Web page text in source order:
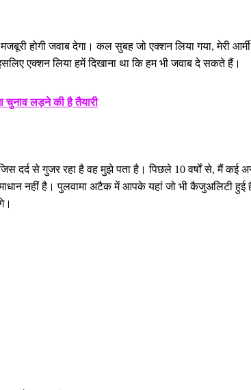
होगी जवाब देगा। कल सुबह जो एक्शन लिया गया, मेरी
एक्शन लिया हमें दिखाना था कि हम भी जवाब दे सकते हैं।
चुनाव लड़ने की है तैयारी
से गुजर रहा है वह मुझे पता है। पिछले 10 वर्षों से, मैं कई
नहीं है। पुलवामा अटैक में आपके यहां जो भी कैजुअलिटी